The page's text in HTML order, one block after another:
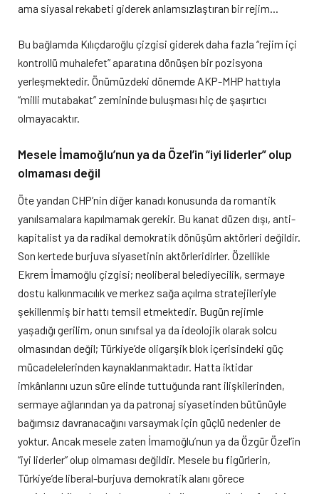
ama siyasal rekabeti giderek anlamsızlaştıran bir rejim…
Bu bağlamda Kılıçdaroğlu çizgisi giderek daha fazla “rejim içi
kontrollü muhalefet” aparatına dönüşen bir pozisyona
yerleşmektedir. Önümüzdeki dönemde AKP-MHP hattıyla
“milli mutabakat” zemininde buluşması hiç de şaşırtıcı
olmayacaktır.
Mesele İmamoğlu’nun ya da Özel’in “iyi liderler” olup
olmaması değil
Öte yandan CHP’nin diğer kanadı konusunda da romantik
yanılsamalara kapılmamak gerekir. Bu kanat düzen dışı, anti-
kapitalist ya da radikal demokratik dönüşüm aktörleri değildir.
Son kertede burjuva siyasetinin aktörleridirler. Özellikle
Ekrem İmamoğlu çizgisi; neoliberal belediyecilik, sermaye
dostu kalkınmacılık ve merkez sağa açılma stratejileriyle
şekillenmiş bir hattı temsil etmektedir. Bugün rejimle
yaşadığı gerilim, onun sınıfsal ya da ideolojik olarak solcu
olmasından değil; Türkiye’de oligarşik blok içerisindeki güç
mücadelelerinden kaynaklanmaktadır. Hatta iktidar
imkânlarını uzun süre elinde tuttuğunda rant ilişkilerinden,
sermaye ağlarından ya da patronaj siyasetinden bütünüyle
bağımsız davranacağını varsaymak için güçlü nedenler de
yoktur. Ancak mesele zaten İmamoğlu’nun ya da Özgür Özel’in
“iyi liderler” olup olmaması değildir. Mesele bu figürlerin,
Türkiye’de liberal-burjuva demokratik alanı görece